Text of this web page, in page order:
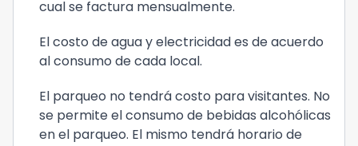
cual se factura mensualmente.
El costo de agua y electricidad es de acuerdo
al consumo de cada local.
El parqueo no tendrá costo para visitantes. No
se permite el consumo de bebidas alcohólicas
en el parqueo. El mismo tendrá horario de